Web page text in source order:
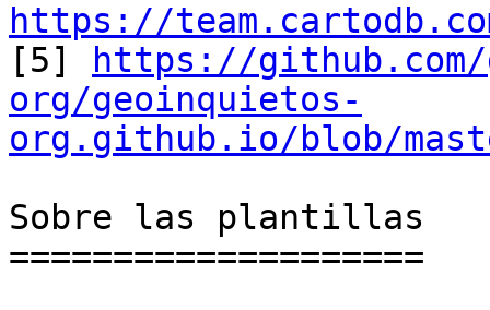
https://
[5]
https://
org/geoinquietos-
org.github.io/blob/
Sobre las plantillas
====================